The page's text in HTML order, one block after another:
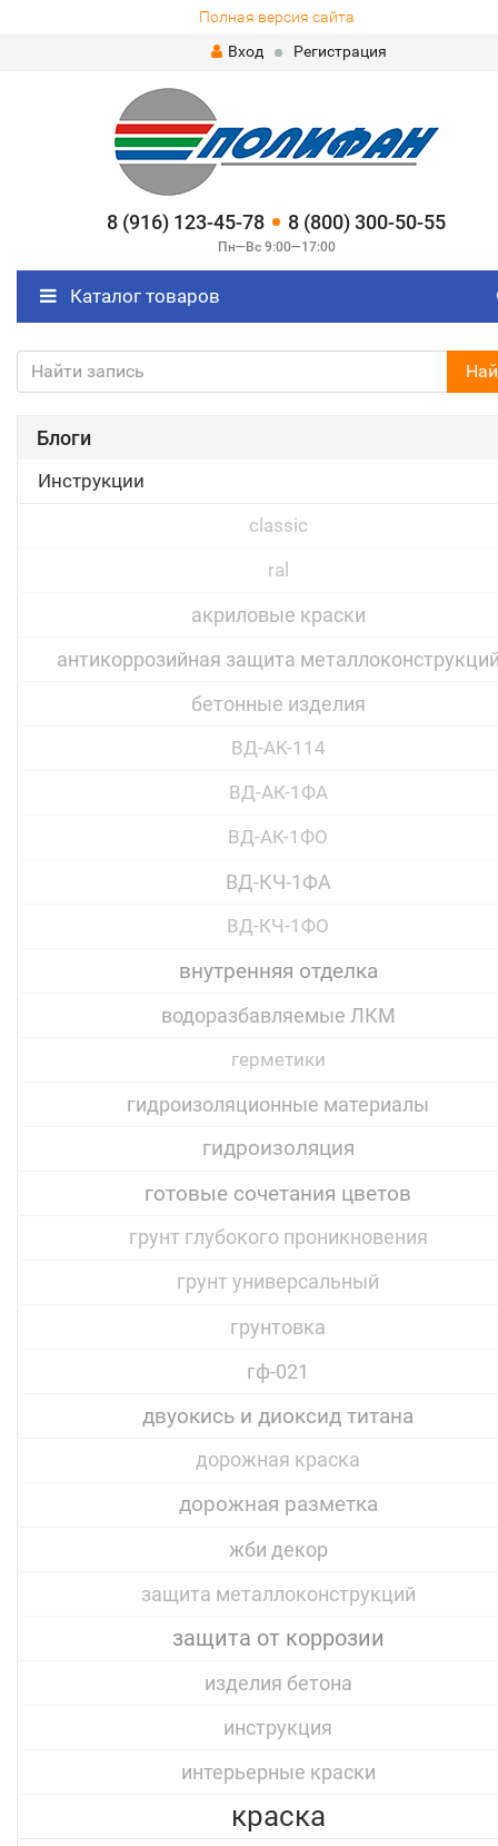
Полная версия сайта
Вход
Регистрация
8 (916) 123-45-78 8 (800) 300-50-55
Пн—Вс 9:00—17:00
Каталог товаров
Блоги
Инструкции
classic
ral
акриловые краски
антикоррозийная защита
бетонные изделия
ВД-АК-114
ВД-АК-1ФА
ВД-АК-1ФО
ВД-КЧ-1ФА
ВД-КЧ-1ФО
внутренняя отделка
водоразбавляемые ЛКМ
герметики
гидроизоляционные материалы
гидроизоляция
готовые сочетания цветов
грунт глубокого проникновения
грунт универсальный
грунтовка
гф-021
двуокись и диоксид титана
дорожная краска
дорожная разметка
жби декор
защита металлоконструкций
защита от коррозии
изделия бетона
инструкция
интерьерные краски
краска